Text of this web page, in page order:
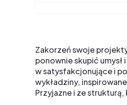
Zakorzeń swoje
ponownie skupić
w satysfakcjonujące i
wykładziny,
Przyjazne i ze